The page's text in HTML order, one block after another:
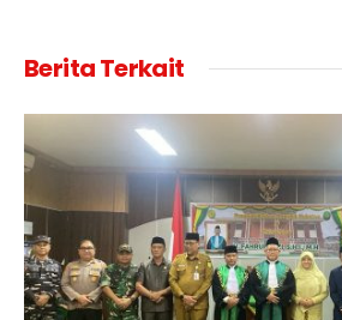
Berita Terkait